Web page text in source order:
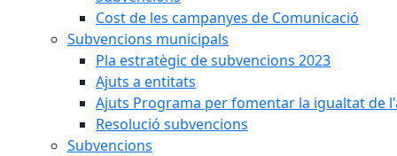
Cost de les campanyes de Comunicació
Subvencions municipals
Pla estratègic de subvencions 2023
Ajuts a entitats
Ajuts Programa per fomentar la igualtat de
Resolució subvencions
Subvencions